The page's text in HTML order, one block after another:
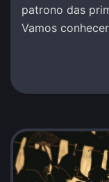
patrono das
Vamos